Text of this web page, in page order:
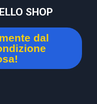
SHOP
dal